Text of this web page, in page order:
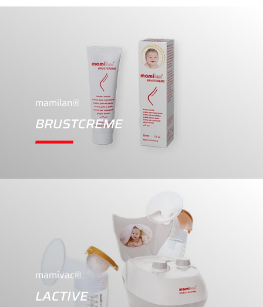
mamilan®
BRUSTCREME
mamivac®
LACTIVE